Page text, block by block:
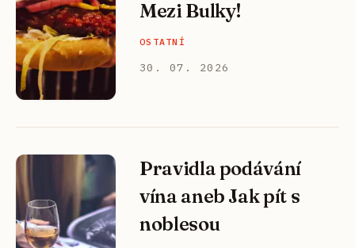
Mezi Bulky!
OSTATNÍ
30. 07. 2026
Pravidla podávání
vína aneb Jak pít s
noblesou